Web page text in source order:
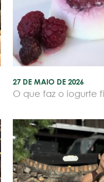
27 DE MAIO DE 2026
O que faz o iogurte